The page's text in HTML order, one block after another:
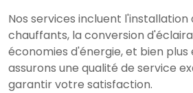
Nos services incluent
chauffants, la conversion
économies d'énergie, et bien plus
assurons une qualité de service
garantir votre satisfaction.